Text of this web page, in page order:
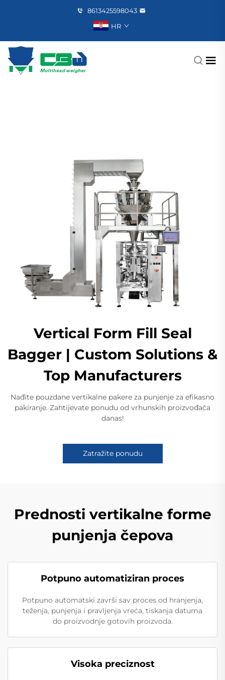
8613425598043
HR
Vertical Form Fill Seal
Bagger | Custom Solutions &
Top Manufacturers
Nađite pouzdane vertikalne pakere za punjenje za efikasno
pakiranje. Zahtijevate ponudu od vrhunskih proizvođača
danas!
Zatražite ponudu
Prednosti vertikalne forme
punjenja čepova
Potpuno automatiziran proces
Potpuno automatski završi sav proces od hranjenja,
teženja, punjenja i pravljenja vreća, tiskanja datuma
do proizvodnje gotovih proizvoda.
Visoka preciznost